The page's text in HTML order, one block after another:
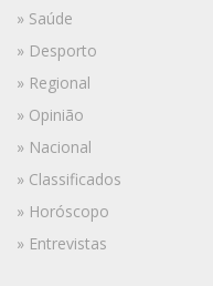
» Saúde
» Desporto
» Regional
» Opinião
» Nacional
» Classificados
» Horóscopo
» Entrevistas